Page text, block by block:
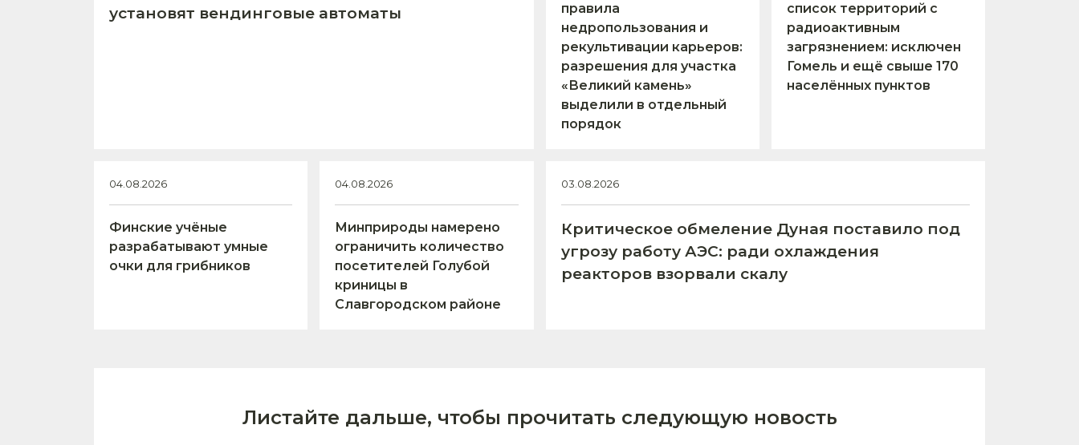
установят вендинговые автоматы
правила
недропользования и
рекультивации карьеров:
разрешения для участка
«Великий камень»
выделили в отдельный
порядок
список территорий с
радиоактивным
загрязнением: исключен
Гомель и ещё свыше 170
населённых пунктов
04.08.2026
Финские учёные
разрабатывают умные
очки для грибников
04.08.2026
Минприроды намерено
ограничить количество
посетителей Голубой
криницы в
Славгородском районе
03.08.2026
Критическое обмеление Дуная поставило под
угрозу работу АЭС: ради охлаждения
реакторов взорвали скалу
Листайте дальше, чтобы прочитать следующую новость